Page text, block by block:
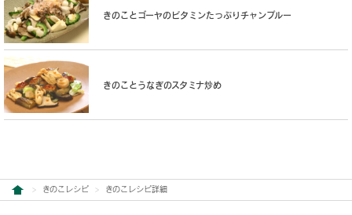
きのことゴーヤのビタミンたっぷりチャンプルー
きのことうなぎのスタミナ炒め
きのこレシピ きのこレシピ詳細